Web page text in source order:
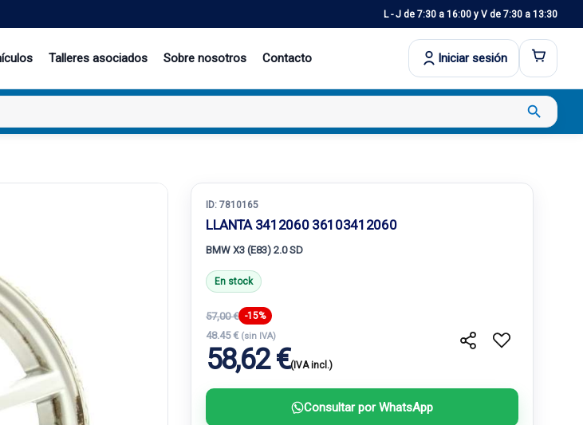
L - J de 7:30 a 16:00 y V de 7:30 a 13:30
Talleres asociados Sobre nosotros Contacto Iniciar sesión
search
ID: 7810165
LLANTA 3412060 36103412060
BMW X3 (E83) 2.0 SD
En stock
57,00 € -15%
48.45 € (sin IVA)
58,62 €(IVA incl.)
Consultar por WhatsApp